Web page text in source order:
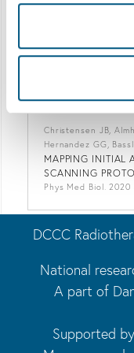
CONE BEAM
ORGAN MOTION
Phys Imaging
Christensen JB,
Hernandez GG,
MAPPING INITIAL
SCANNING
Phys Med Biol. 2020
DCCC
National
A part of
Supported